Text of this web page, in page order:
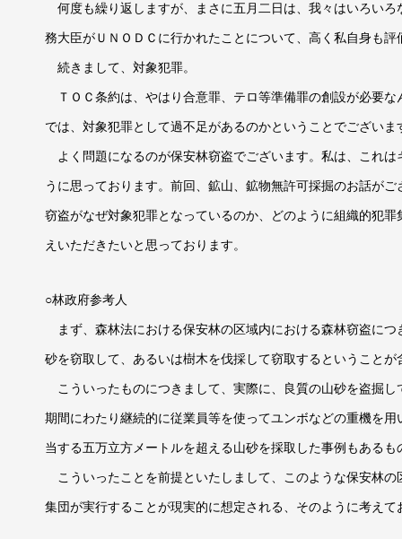
何度も繰り返しますが、まさに五月二日は、我々はいろい
務大臣がＵＮＯＤＣに行かれたことについて、高く私自身も
続きまして、対象犯罪。
ＴＯＣ条約は、やはり合意罪、テロ等準備罪の創設が必要
では、対象犯罪として過不足があるのかということでございま
よく問題になるのが保安林窃盗でございます。私は、これ
うに思っております。前回、鉱山、鉱物無許可採掘のお話が
窃盗がなぜ対象犯罪となっているのか、どのように組織的犯
えいただきたいと思っております。
○林政府参考人
まず、森林法における保安林の区域内における森林窃盗に
砂を窃取して、あるいは樹木を伐採して窃取するということが
こういったものにつきまして、実際に、良質の山砂を盗掘
期間にわたり継続的に従業員等を使ってユンボなどの重機を
当する五万立方メートルを超える山砂を採取した事例もあるも
こういったことを前提といたしまして、このような保安林
集団が実行することが現実的に想定される、そのように考えて